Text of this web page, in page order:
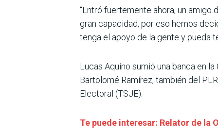
“Entró fuertemente ahora, un
gran capacidad, por eso hemos
tenga el apoyo de la gente y pueda
Lucas Aquino sumió una banca en
Bartolomé Ramírez, también del
Electoral (TSJE).
Te puede interesar: Relator de la